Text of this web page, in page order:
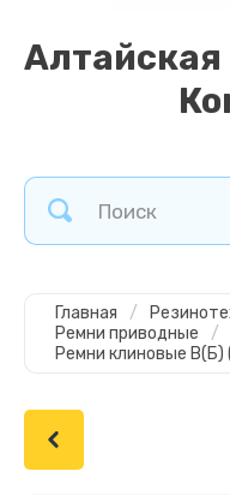
Главная /
Ремни приводные
/
Ремни клиновые В(Б)